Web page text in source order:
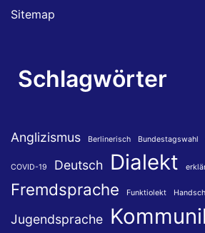
Sitemap
Schlagwörter
Anglizismus Berlinerisch Bundestagswahl
COVID-19 Deutsch Dialekt
Fremdsprache Funktiolekt
Jugendsprache